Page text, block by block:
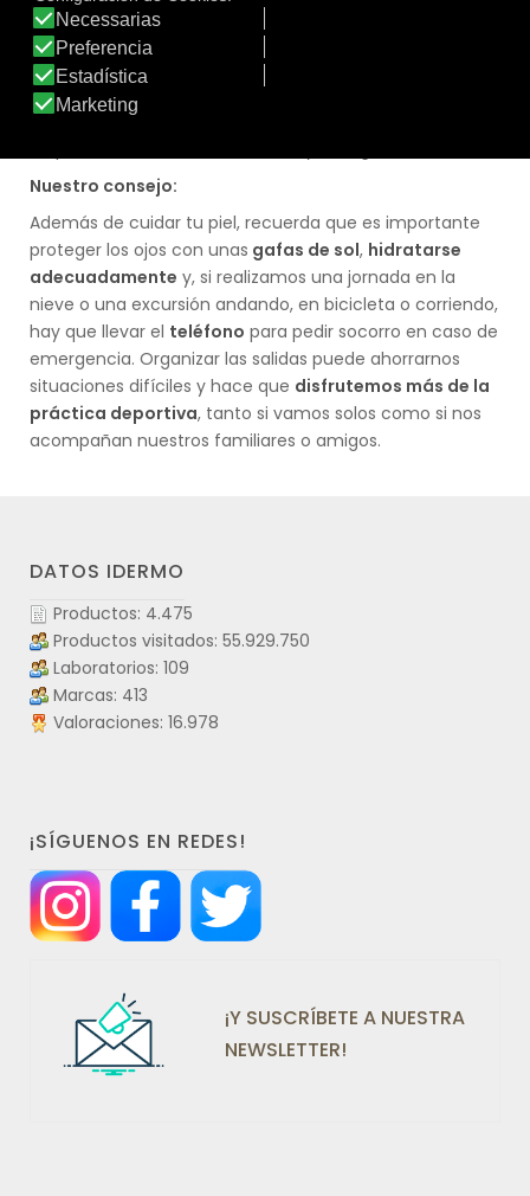
nieve solemos proteger nuestras manos con unos
guantes, las temperaturas típicas de esta época
pueden provocar enrojecimiento y grietas. En
te ayudamos a encontrar una crema de
importante escoger una que nutra, regenere y repare
Nuestro consejo:
Además de cuidar tu piel, recuerda que es importante
proteger los ojos con unas gafas de sol, hidratarse
adecuadamente y, si realizamos una jornada en la
nieve o una excursión andando, en bicicleta o corriendo,
hay que llevar el teléfono para pedir socorro en caso de
emergencia. Organizar las salidas puede ahorrarnos
situaciones difíciles y hace que disfrutemos más de la
práctica deportiva, tanto si vamos solos como si nos
acompañan nuestros familiares o amigos.
DATOS IDERMO
Productos: 4.475
Productos visitados: 55.929.750
Laboratorios: 109
Marcas: 413
Valoraciones: 16.978
¡SÍGUENOS EN REDES!
¡Y SUSCRÍBETE A NUESTRA
NEWSLETTER!